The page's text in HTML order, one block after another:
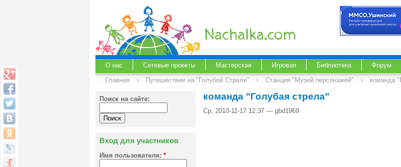
О нас Сетевые проекты Мастерская Игровая Библиотека Форум
Главная
› Путешествие на "Голубой Стреле" › Станция "Музей персонажей" › команда
Поиск на сайте:
Вход для участников
Имя пользователя: *
команда "Голубая стрела"
Ср, 2010-11-17 12:37 — gbd1969